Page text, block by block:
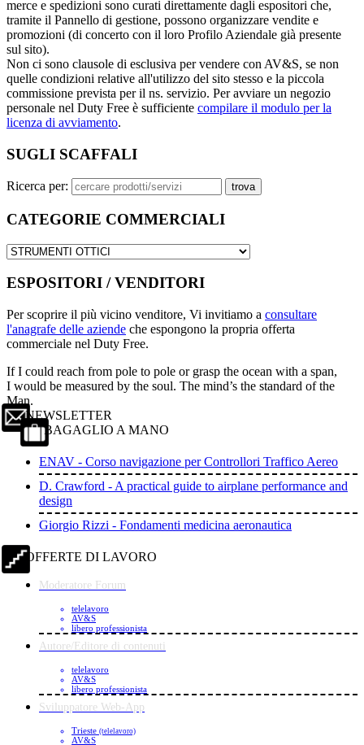
merce e spedizioni sono curati direttamente dagli espositori che,
tramite il Pannello di gestione, possono organizzare vendite e
promozioni (di concerto con il loro Profilo Aziendale già presente
sul sito).
Non ci sono clausole di esclusiva per vendere con AV&S, se non
quelle condizioni relative all'utilizzo del sito stesso e la piccola
commissione prevista per il ns. servizio. Per avviare un negozio
personale nel Duty Free è sufficiente compilare il modulo per la
licenza di avviamento.
SUGLI SCAFFALI
Ricerca per:
CATEGORIE COMMERCIALI
ESPOSITORI / VENDITORI
Per scoprire il più vicino venditore, Vi invitiamo a consultare
l'anagrafe delle aziende che espongono la propria offerta
commerciale nel Duty Free.
If I could reach from pole to pole or grasp the ocean with a span,
I would be measured by the soul. The mind’s the standard of the
Man.
NEWSLETTER
BAGAGLIO A MANO
ENAV - Corso navigazione per Controllori Traffico Aereo
D. Crawford - A practical guide to airplane performance and
design
Giorgio Rizzi - Fondamenti medicina aeronautica
OFFERTE DI LAVORO
Moderatore Forum
telelavoro
AV&S
libero professionista
Autore/Editore di contenuti
telelavoro
AV&S
libero professionista
Sviluppatore Web-App
Trieste (telelavoro)
AV&S